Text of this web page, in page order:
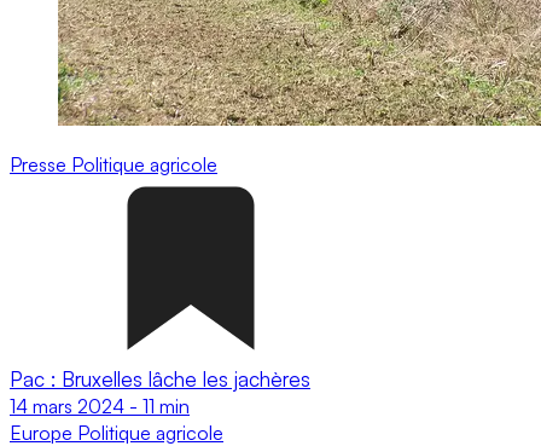
Presse Politique agricole
Pac : Bruxelles lâche les jachères
14 mars 2024 - 11 min
Europe Politique agricole